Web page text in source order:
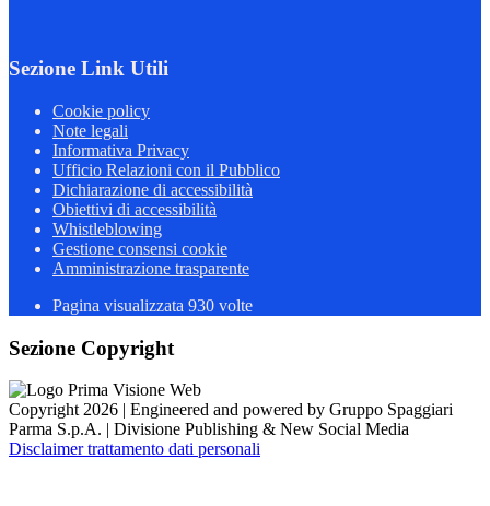
Sezione Link Utili
Cookie policy
Note legali
Informativa Privacy
Ufficio Relazioni con il Pubblico
Dichiarazione di accessibilità
Obiettivi di accessibilità
Whistleblowing
Gestione consensi cookie
Amministrazione trasparente
Pagina visualizzata 930 volte
Sezione Copyright
Copyright 2026 | Engineered and powered by Gruppo Spaggiari
Parma S.p.A. | Divisione Publishing & New Social Media
Disclaimer trattamento dati personali